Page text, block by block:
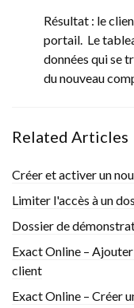
Résultat : le
portail. Le
données qui se
du nouveau
Related Articles
Créer et activer un
Limiter l'accès à un
Dossier de
Exact Online –
client
Exact Online – Créer